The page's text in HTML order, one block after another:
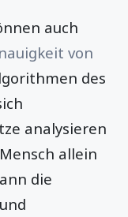
auch
von
des
analysieren
allein
die